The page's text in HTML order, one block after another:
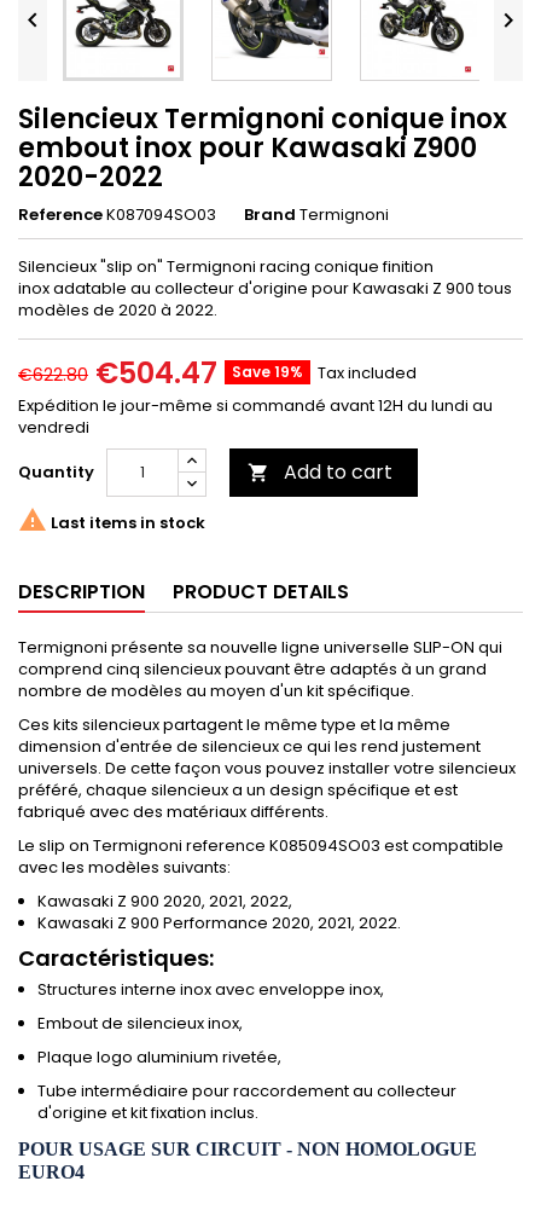
 
Silencieux Termignoni conique inox
embout inox pour Kawasaki Z900
2020-2022
ReferenceK087094SO03 Brand Termignoni
Silencieux "slip on" Termignoni racing conique finition
inox adatable au collecteur d'origine pour Kawasaki Z 900 tous
modèles de 2020 à 2022.
€622.80 €504.47 Save 19%
Tax included
Expédition le jour-même si commandé avant 12H du lundi au
vendredi
Quantity
 Add to cart
 Last items in stock
DESCRIPTION PRODUCT DETAILS
Termignoni présente sa nouvelle ligne universelle SLIP-ON qui
comprend cinq silencieux pouvant être adaptés à un grand
nombre de modèles au moyen d'un kit spécifique.
Ces kits silencieux partagent le même type et la même
dimension d'entrée de silencieux ce qui les rend justement
universels. De cette façon vous pouvez installer votre silencieux
préféré, chaque silencieux a un design spécifique et est
fabriqué avec des matériaux différents.
Le slip on Termignoni reference K085094SO03 est compatible
avec les modèles suivants:
Kawasaki Z 900 2020, 2021, 2022,
Kawasaki Z 900 Performance 2020, 2021, 2022.
Caractéristiques:
Structures interne inox avec enveloppe inox,
Embout de silencieux inox,
Plaque logo aluminium rivetée,
Tube intermédiaire pour raccordement au collecteur
d'origine et kit fixation inclus.
POUR USAGE SUR CIRCUIT - NON HOMOLOGUE
EURO4